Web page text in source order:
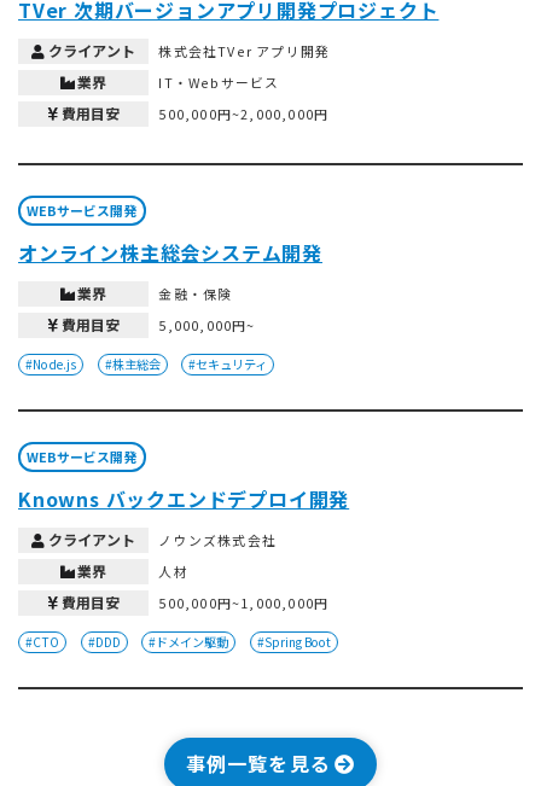
TVer 次期バージョンアプリ開発プロジェクト
クライアント 株式会社TVer アプリ開発
業界 IT・Webサービス
費用目安 500,000円~2,000,000円
WEBサービス開発
オンライン株主総会システム開発
業界 金融・保険
費用目安 5,000,000円~
#Node.js #株主総会 #セキュリティ
WEBサービス開発
Knowns バックエンドデプロイ開発
クライアント ノウンズ株式会社
業界 人材
費用目安 500,000円~1,000,000円
#CTO #DDD #ドメイン駆動 #Spring Boot
事例一覧を見る